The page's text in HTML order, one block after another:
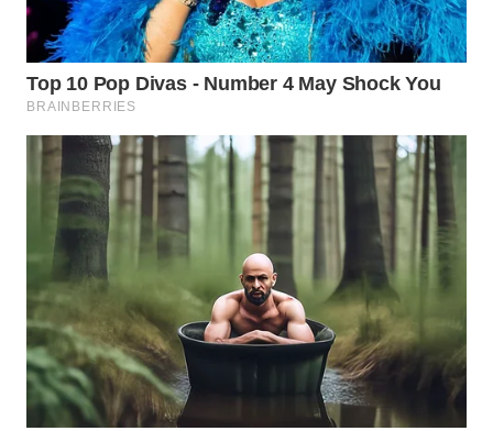
WN
CIANJUR
WN
KEPULAUAN
SERIBU
WN
TANGERANG
WN
BINJAI